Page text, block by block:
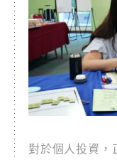
對於個人投資，